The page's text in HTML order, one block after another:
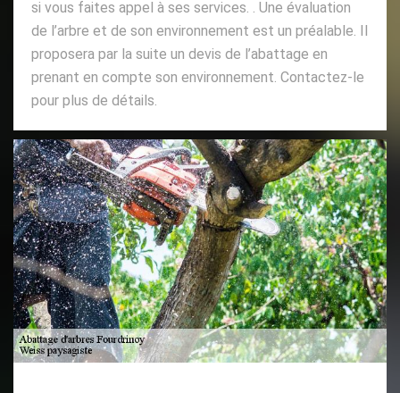
si vous faites appel à ses services. . Une évaluation
de l’arbre et de son environnement est un préalable. Il
proposera par la suite un devis de l’abattage en
prenant en compte son environnement. Contactez-le
pour plus de détails.